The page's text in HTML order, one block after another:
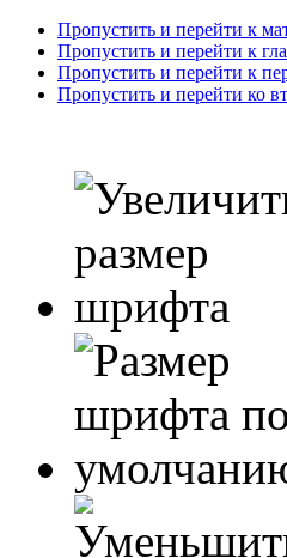
Пропустить и перейти к
Пропустить и перейти к
Пропустить и перейти к
Пропустить и перейти ко